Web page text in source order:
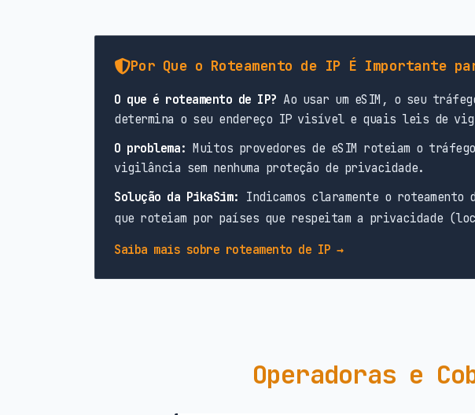
Por Que o Roteamento de IP É Importante
O que é roteamento de IP? Ao usar um eSIM, o seu
determina o seu endereço IP visível e quais leis de
O problema: Muitos provedores de eSIM roteiam o
vigilância sem nenhuma proteção de privacidade.
Solução da PikaSim: Indicamos claramente o
que roteiam por países que respeitam a privacidade
Saiba mais sobre roteamento de IP →
Operadoras e